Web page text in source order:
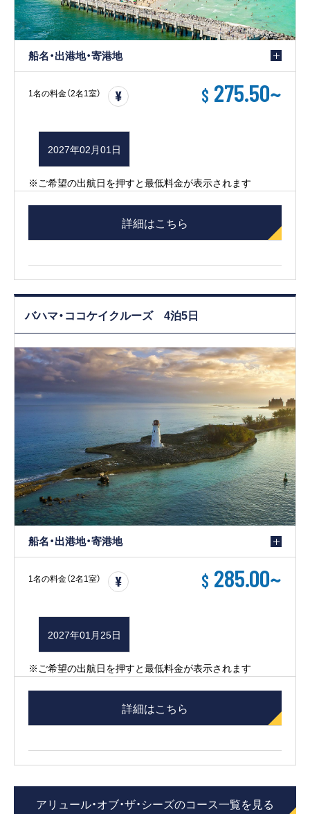
船名・出港地・寄港地
1名の料金（2名1室） $ 275.50~
2027年02月01日
※ご希望の出航日を押すと最低料金が表示されます
詳細はこちら
バハマ・ココケイクルーズ 4泊5日
船名・出港地・寄港地
1名の料金（2名1室） $ 285.00~
2027年01月25日
※ご希望の出航日を押すと最低料金が表示されます
詳細はこちら
アリュール・オブ・ザ・シーズのコース一覧を見る